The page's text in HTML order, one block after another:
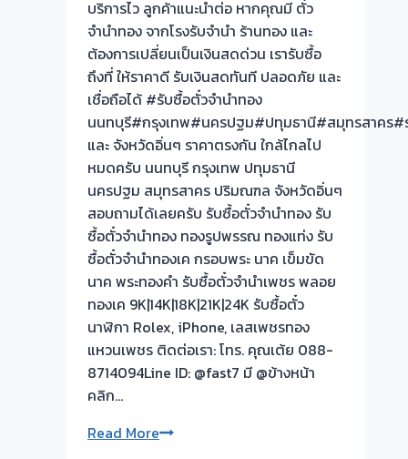
ขาย
เป็น
เงิน
กับ
เรา
ดี
กว่า
วัน
นี้
ให้
บริการ
ลูกค้า
พื้นที่
บางบัวทอง-
บางรัก
พัฒนา
บริการไว ลูกค้าแนะนำต่อ หากคุณมี ตั๋ว
จำนำทอง จากโรงรับจำนำ ร้านทอง และ
ต้องการเปลี่ยนเป็นเงินสดด่วน เรารับซื้อ
ถึงที่ ให้ราคาดี รับเงินสดทันที ปลอดภัย และ
เชื่อถือได้ #รับซื้อตั๋วจำนำทอง
นนทบุรี#กรุงเทพ#นครปฐม#ปทุมธานี#สมุทรสาคร#
และ จังหวัดอิ่นๆ ราคาตรงกัน ใกล้ไกลไป
หมดครับ นนทบุรี กรุงเทพ ปทุมธานี
นครปฐม สมุทรสาคร ปริมณฑล จังหวัดอิ่นๆ
สอบถามได้เลยครับ รับซื้อตั๋วจำนำทอง รับ
ซื้อตั๋วจำนำทอง ทองรูปพรรณ ทองแท่ง รับ
ซื้อตั๋วจำนำทองเค กรอบพระ นาค เข็มขัด
นาค พระทองคำ รับซื้อตั๋วจำนำเพชร พลอย
ทองเค 9K|14K|18K|21K|24K รับซื้อตั๋ว
นาฬิกา Rolex, iPhone, เลสเพชรทอง
แหวนเพชร ติดต่อเรา: โทร. คุณเต้ย 088-
8714094Line ID: @fast7 มี @ข้างหน้า
คลิก…
Read Moreรับ